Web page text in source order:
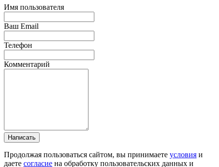
Имя пользователя
Ваш Email
Телефон
Комментарий
Написать
Продолжая пользоваться сайтом, вы принимаете условия и
даете согласие на обработку пользовательских данных и